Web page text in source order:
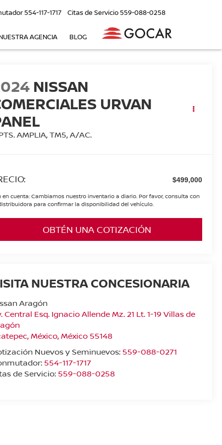
554-117-1717 Citas de Servicio559-088-0258
AGENCIA BLOG
NISSAN
URVAN
AMPLIA, TM5, A/AC.
$499,000
en cuenta: Cambiamos nuestro inventario a diario. Por favor, consulta con
para confirmar la disponibilidad del vehículo.
OBTÉN UNA COTIZACIÓN
NUESTRA CONCESIONARIA
Aragón
Central Esq. Ignacio Allende Mz. 21 Lt. 1-19 Villas de
,México, México 55148
Nuevos y Seminuevos: 559-088-0271
554-117-1717
de Servicio: 559-088-0258